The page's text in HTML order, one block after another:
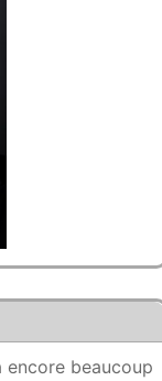
beaucoup